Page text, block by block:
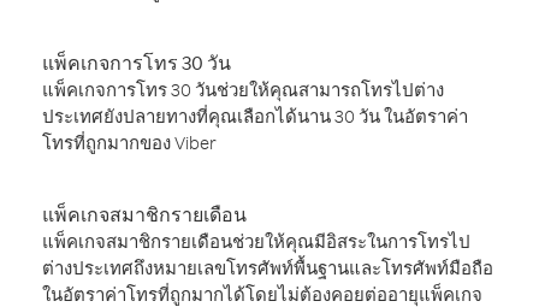
แพ็คเกจการโทร 30 วัน
แพ็คเกจการโทร 30 วันช่วยให้คุณสามารถโทรไปต่าง
ประเทศยังปลายทางที่คุณเลือกได้นาน 30 วัน ในอัตราค่า
โทรที่ถูกมากของ Viber
แพ็คเกจสมาชิกรายเดือน
แพ็คเกจสมาชิกรายเดือนช่วยให้คุณมีอิสระในการโทรไป
ต่างประเทศถึงหมายเลขโทรศัพท์พื้นฐานและโทรศัพท์มือถือ
ในอัตราค่าโทรที่ถูกมากได้โดยไม่ต้องคอยต่ออายุแพ็คเกจ